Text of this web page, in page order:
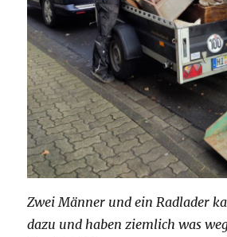
Zwei Männer und ein Radlader
dazu und haben ziemlich was